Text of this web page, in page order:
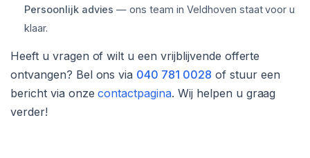
Persoonlijk advies — ons team in Veldhoven staat voor u
klaar.
Heeft u vragen of wilt u een vrijblijvende offerte
ontvangen? Bel ons via 040 781 0028 of stuur een
bericht via onzecontactpagina. Wij helpen u graag
verder!